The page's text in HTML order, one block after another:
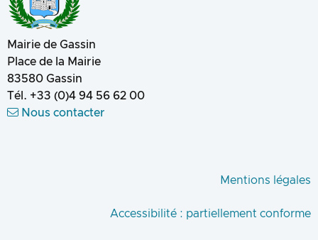
Mairie de Gassin
Place de la Mairie
83580 Gassin
Tél. +33 (0)4 94 56 62 00
Nous contacter
Mentions légales
Accessibilité : partiellement conforme